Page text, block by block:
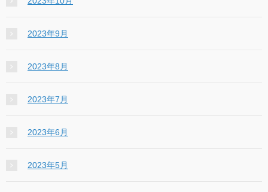
2023年9月
2023年8月
2023年7月
2023年6月
2023年5月